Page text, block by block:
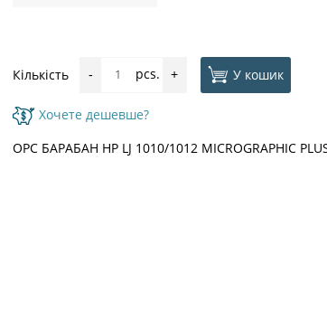
Кількість - pcs. + У кошик
Хочете дешевше?
OPC БАРАБАН HP LJ 1010/1012 MICROGRAPHIC